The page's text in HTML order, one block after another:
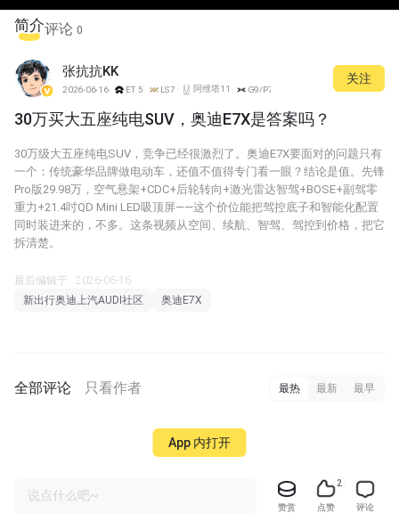
简介评论 0
张抗抗KK
2026-06-16 ET5 LS7 阿维塔11 G9/P7
关注
30万买大五座纯电SUV，奥迪E7X是答案吗？
30万级大五座纯电SUV，竞争已经很激烈了。奥迪E7X要面对的问题只有
一个：传统豪华品牌做电动车，还值不值得专门看一眼？结论是值。先锋
Pro版29.98万，空气悬架+CDC+后轮转向+激光雷达智驾+BOSE+副驾零
重力+21.4吋QD Mini LED吸顶屏——这个价位能把驾控底子和智能化配置
同时装进来的，不多。这条视频从空间、续航、智驾、驾控到价格，把它
拆清楚。
最后编辑于 · 2026-06-16
新出行奥迪上汽AUDI社区
奥迪E7X
全部评论 只看作者 最热 最新 最早
说点什么吧~
赞赏
2
点赞 评论
App 内打开